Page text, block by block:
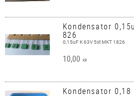
Kondensator
826
0,15uF K 63V 5st MKT 1826
10,00 KR
Kondensator 0,18